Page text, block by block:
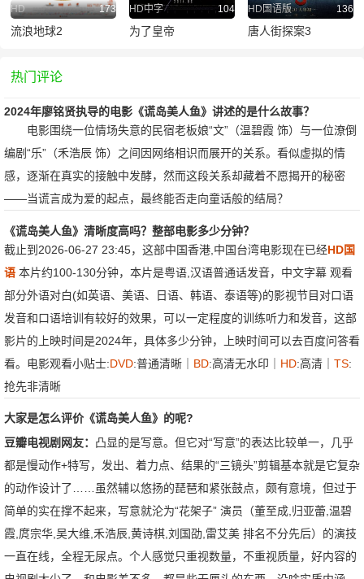
HD 173
流浪地球2
HD中字 104
为了皇帝
HD国语版 136
唐人街探案3
热门评论
2024年廖铭贤执导的电影《谎岛美人鱼》讲述的是什么故事？
电影围绕一位情场失意的民宿老板娘“文”（温碧霞 饰）与一位潦倒
编剧“乐”（禾浩辰 饰）之间因网络相识而展开的关系。看似虚拟的情
感，逐渐在真实的接触中发酵，然而这段关系却藏着不愿揭开的秘密
——当谎言成为爱的起点，最终能否走向童话般的结局？
《谎岛美人鱼》清晰度高吗？整部电影多少分钟？
截止到2026-06-27 23:45，这部中国香港,中国台湾电影现在已经HD国
语 本片约100-130分钟，本片是粤语,汉语普通话发音，中文字幕 观看
部分外语对白(如英语、美语、日语、韩语、泰语等)的影视节目对口语
发音和口语培训有较好的效果，可以一定程度的训练听力和发音，这部
影片的上映时间是2024年，具体多少分钟，上映时间可以去百度问答看
看。电影观看小贴士:DVD:普通清晰｜ BD:高清无水印｜ HD:高清｜ TS:
抢先非清晰
大家是怎么评价《谎岛美人鱼》的呢?
豆瓣电视剧网友： 凸显的是写意。但它对“写意”的表达比较单一，几乎
都是慢动作+特写，发出、着力点、结果的“三镜头”剪辑基本就是它复杂
的动作设计了……虽然辅以悠扬的琵琶和紧张鼓点，颇有意境，但过于
简单的实在撑不起来，写意就沦为“花架子” 演员（董至成,归亚蕾,温碧
霞,庹宗华,吴大维,禾浩辰,黄诗棋,刘国劭,雷艾美 排名不分先后）的演技
一直在线，全程无尿点。个人感觉只重视数量，不重视质量，好内容的